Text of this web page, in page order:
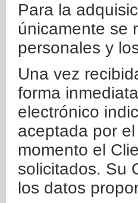
Para la
únicamente se
personales y
Una vez
forma
electrónico
aceptada por
momento el
solicitados. Su
los datos